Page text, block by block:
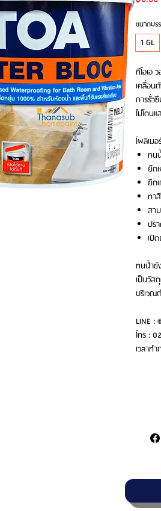
ขนาดบ
1 GL
ทีโอเอ
เคลื่อน
การรั่ว
ไม่โดน
โพลิเม
ทน
ยืด
ยึด
ทา
สา
ปร
เปิ
ทนน้ำขั
เป็นวัส
บริเวณ
LINE :
โทร :
เวลาท